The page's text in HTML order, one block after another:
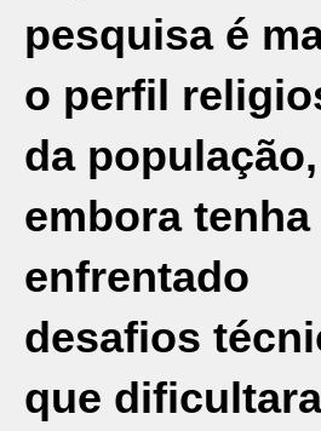
pesquisa é
o perfil
da população,
embora tenha
enfrentado
desafios
que